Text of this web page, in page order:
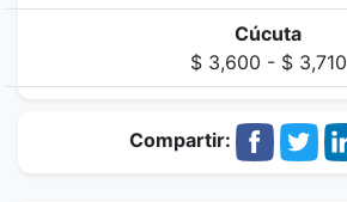
Cúcuta
$ 3,600 - $ 3,710
Compartir: